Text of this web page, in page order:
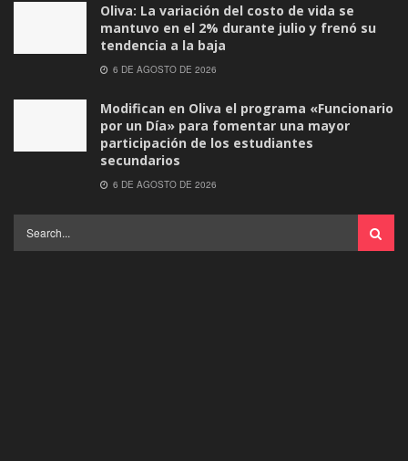
Oliva: La variación del costo de vida se
mantuvo en el 2% durante julio y frenó su
tendencia a la baja
6 DE AGOSTO DE 2026
Modifican en Oliva el programa «Funcionario
por un Día» para fomentar una mayor
participación de los estudiantes
secundarios
6 DE AGOSTO DE 2026